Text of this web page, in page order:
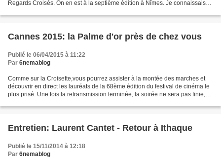
Regards Croisés. On en est à la septième édition à Nîmes. Je connaissais
Cannes 2015: la Palme d'or près de chez vous
Publié le 06/04/2015 à 11:22
Par 6nemablog
Comme sur la Croisette,vous pourrez assister à la montée des marches et
découvrir en direct les lauréats de la 68ème édition du festival de cinéma le
plus prisé. Une fois la retransmission terminée, la soirée ne sera pas finie,
Entretien: Laurent Cantet - Retour à Ithaque
Publié le 15/11/2014 à 12:18
Par 6nemablog